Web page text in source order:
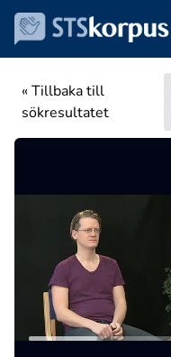
« Tillbaka till
sökresultatet